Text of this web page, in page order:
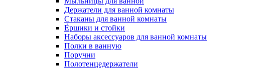
Держатели для ванной комнаты
Стаканы для ванной комнаты
Ёршики и стойки
Наборы аксессуаров для ванной комнаты
Полки в ванную
Поручни
Полотенцедержатели